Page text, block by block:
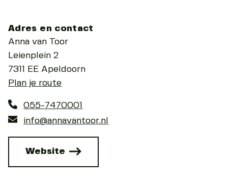
Adres en contact
Anna van Toor
Leienplein 2
7311 EE Apeldoorn
Plan je route
055-7470001
info@annavantoor.nl
Website